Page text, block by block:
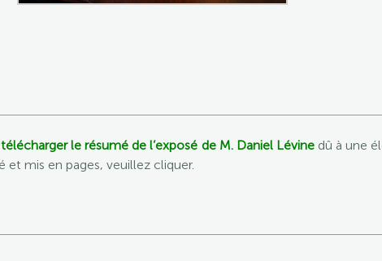
le résumé de l’exposé de M. Daniel Lévinedû à une
et mis en pages, veuillez cliquer.